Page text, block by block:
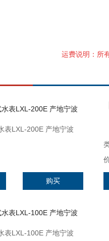
运费说明：所
表LXL-200E 产地宁波
购买
表LXL-100E 产地宁波